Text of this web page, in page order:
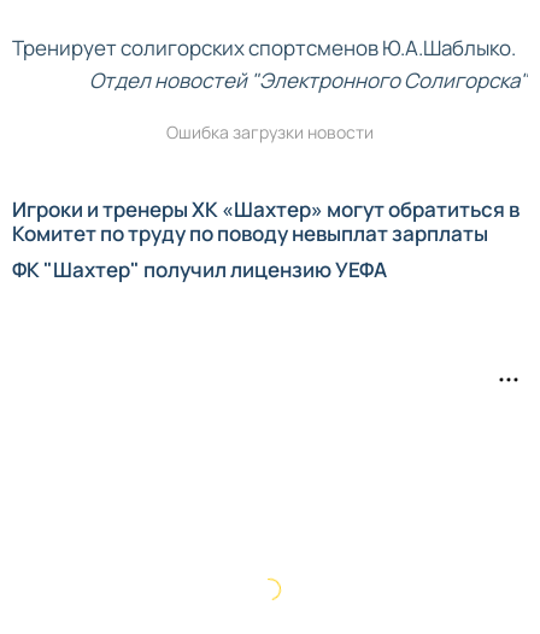
Тренирует солигорских спортсменов Ю.А.Шаблыко.
Отдел новостей "Электронного Солигорска"
Ошибка загрузки новости
Игроки и тренеры ХК «Шахтер» могут обратиться в
Комитет по труду по поводу невыплат зарплаты
ФК "Шахтер" получил лицензию УЕФА